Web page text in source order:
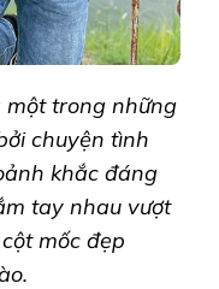
một trong những
chuyện tình
khắc đáng
tay nhau vượt
mốc đẹp